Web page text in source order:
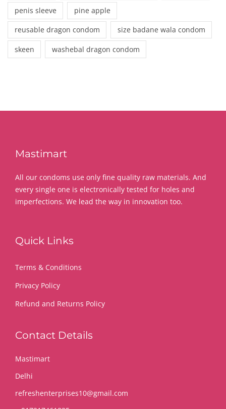
penis sleeve pine apple
reusable dragon condom size badane wala condom
skeen washebal dragon condom
Mastimart
All our condoms use only fine quality raw materials. And
every single one is electronically tested for holes and
imperfections. We lead the way in innovation too.
Quick Links
Terms & Conditions
Privacy Policy
Refund and Returns Policy
Contact Details
Mastimart
Delhi
refreshenterprises10@gmail.com